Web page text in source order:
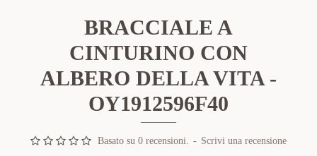
BRACCIALE A
CINTURINO CON
ALBERO DELLA VITA -
OY1912596F40
Basato su 0 recensioni. - Scrivi una recensione